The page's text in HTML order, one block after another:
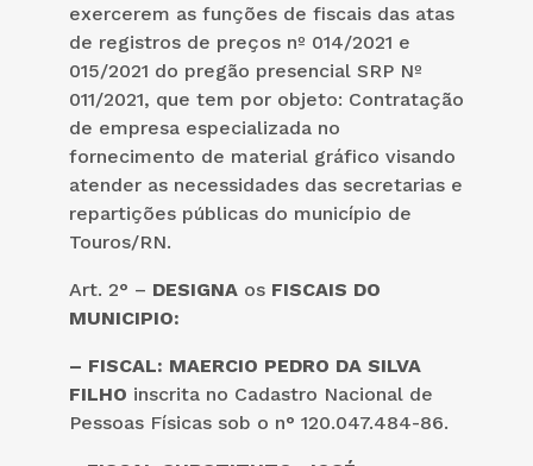
exercerem as funções de fiscais das atas
de registros de preços nº 014/2021 e
015/2021 do pregão presencial SRP Nº
011/2021, que tem por objeto: Contratação
de empresa especializada no
fornecimento de material gráfico visando
atender as necessidades das secretarias e
repartições públicas do município de
Touros/RN.
Art. 2° – DESIGNA os FISCAIS DO
MUNICIPIO:
– FISCAL: MAERCIO PEDRO DA SILVA
FILHO inscrita no Cadastro Nacional de
Pessoas Físicas sob o n° 120.047.484-86.